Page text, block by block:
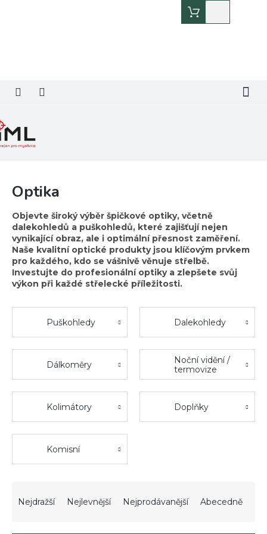
košík
Optika
Objevte široký výběr špičkové optiky, včetně
dalekohledů a puškohledů, které zajišťují nejen
vynikající obraz, ale i optimální přesnost zaměření.
Naše kvalitní optické produkty jsou klíčovým prvkem
pro každého, kdo se vášnivě věnuje střelbě.
Investujte do profesionální optiky a zlepšete svůj
výkon při každé střelecké příležitosti.
Puškohledy Dalekohledy
Dálkoměry
Noční vidění /
termovize
Kolimátory Doplňky
Komisní
Nejdražší Nejlevnější Nejprodávanější Abecedně